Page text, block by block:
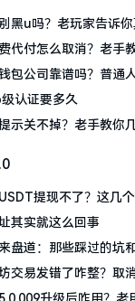
黑u吗？老玩家告诉你
代付怎么取消？老手
包公司靠谱吗？普通
认证要多久
示关不掉？老手教你
提现不了？这几个
其实就这么回事
盘道：那些踩过的坑
交易发错了咋整？取